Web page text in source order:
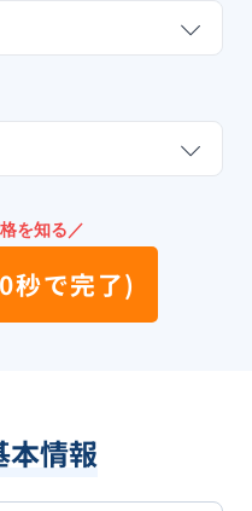
を知る／
秒で完了)
本情報